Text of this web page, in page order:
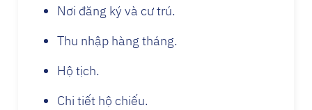
Nơi đăng ký và cư trú.
Thu nhập hàng tháng.
Hộ tịch.
Chi tiết hộ chiếu.